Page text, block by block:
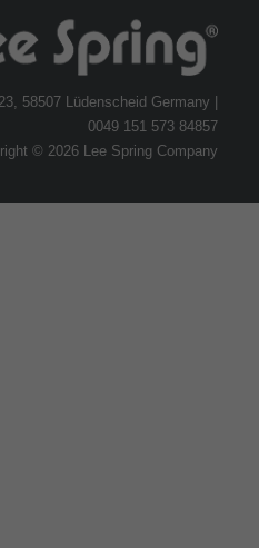
58507 Lüdenscheid Germany |
0049 151 573 84857
© 2026 Lee Spring Company